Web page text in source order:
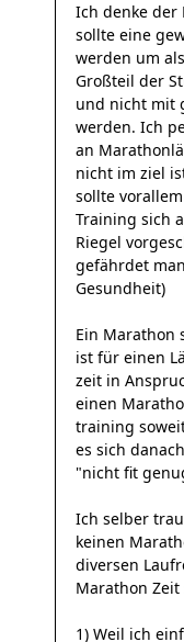
Ich denke der
sollte eine
werden um
Großteil der
und nicht mit
werden. Ich
an
nicht im ziel
sollte
Training sich
Riegel
gefährdet
Gesundheit)
Ein Marathon
ist für einen
zeit in
einen
training
es sich
"nicht fit
Ich selber
keinen
diversen
Marathon
1) Weil ich